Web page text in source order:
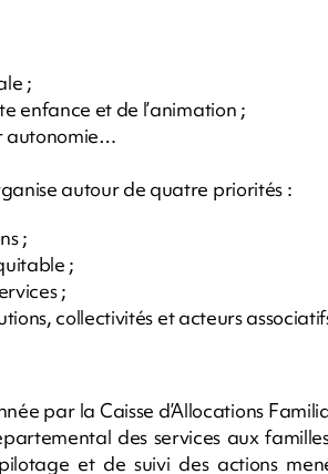
;
enfance et de l’animation ;
autonomie…
autour de quatre priorités :
;
;
;
collectivités et acteurs
par la Caisse d’Allocations
des services aux
et de suivi des actions